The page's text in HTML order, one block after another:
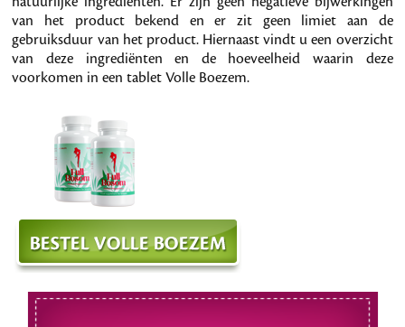
van het product bekend en er zit geen limiet aan de
gebruiksduur van het product. Hiernaast vindt u een overzicht
van deze ingrediënten en de hoeveelheid waarin deze
voorkomen in een tablet Volle Boezem.